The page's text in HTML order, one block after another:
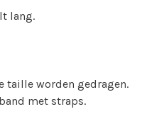
lang.
taille worden gedragen.
met straps.